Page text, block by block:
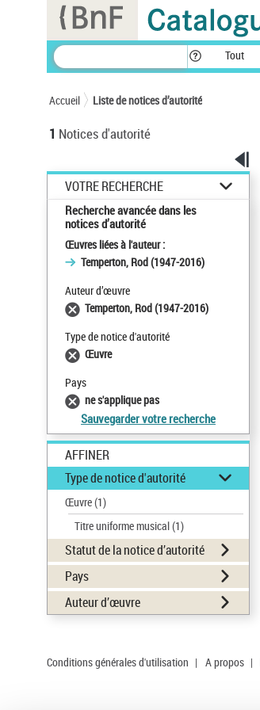
Tout
Accueil Liste de notices d’autorité
1 Notices d'autorité
VOTRE RECHERCHE
Recherche avancée dans les
notices d’autorité
Œuvres liées à l'auteur :
Temperton, Rod (1947-2016)
Auteur d’œuvre
Temperton, Rod (1947-2016)
Type de notice d'autorité
Œuvre
Pays
ne s'applique pas
Sauvegarder votre recherche
AFFINER
Type de notice d'autorité
Œuvre(1)
Titre uniforme musical(1)
Statut de la notice d’autorité
Pays
Auteur d’œuvre
Conditions générales d'utilisation | A propos |
Panneau de gestion des cookies